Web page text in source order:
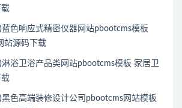
蓝色响应式精密仪器网站pbootcms模板
站源码下载
淋浴卫浴产品类网站pbootcms模板 家居卫
黑色高端装修设计公司pbootcms网站模板